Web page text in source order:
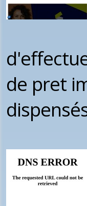
de pret